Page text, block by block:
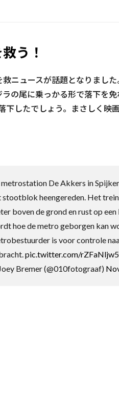
う！
ニュースが話題となりまし
の尾に乗っかる形で落下を
したでしょう。まさしく
De Akkers in
stootblok heengereden. Het
boven de grond en rust op
hoe de metro geborgen kan
is voor controle
pic.twitter.com/
Bremer (@010fotograaf)